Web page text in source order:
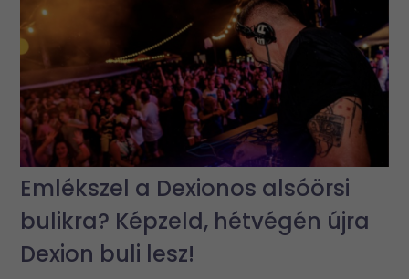
Emlékszel a Dexionos alsóörsi
bulikra? Képzeld, hétvégén újra
Dexion buli lesz!